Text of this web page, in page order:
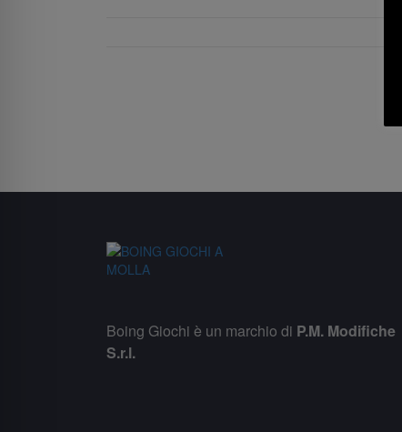
Boing Giochi è un marchio di P.M. Modifiche
S.r.l.